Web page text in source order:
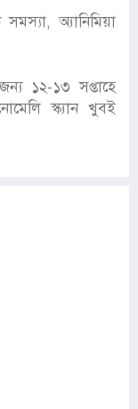
অ্যানিমিয়া
১২-১৩ সপ্তাহে
স্ক্যান খুবই